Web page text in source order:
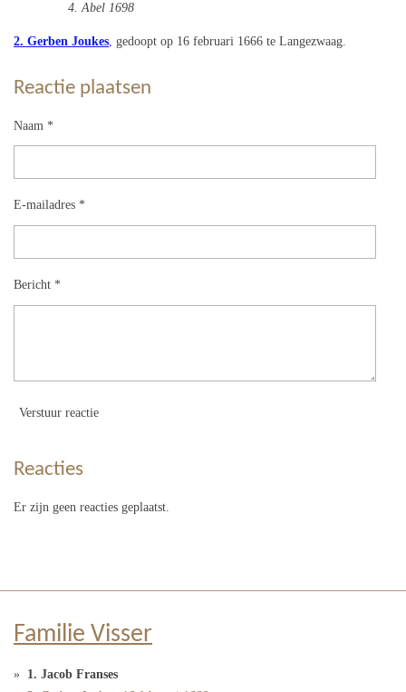
4. Abel 1698
2. Gerben Joukes, gedoopt op 16 februari 1666 te Langezwaag.
Reactie plaatsen
Naam *
E-mailadres *
Bericht *
Verstuur reactie
Reacties
Er zijn geen reacties geplaatst.
Familie Visser
1. Jacob Franses